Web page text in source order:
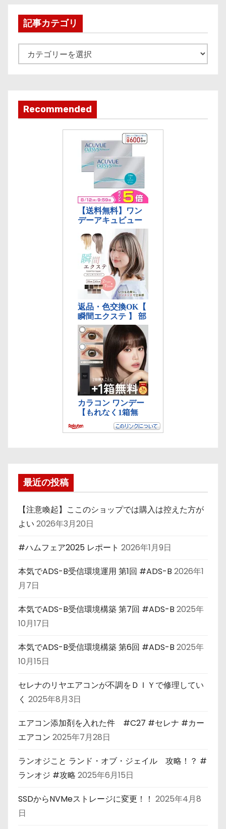
v
記事カテゴリ
事
ゴ
リ
Recommended
最近の投稿
【注意喚起】ここのショップでは購入は控えた方が
よい 2026年3月20日
#ハムフェア2025 レポート 2026年1月9日
本気でADS-B受信環境運用 第1回 #ADS-B 2026年1
月7日
本気でADS-B受信環境構築 第7回 #ADS-B 2025年
10月17日
本気でADS-B受信環境構築 第6回 #ADS-B 2025年
10月15日
セレナのリヤエアコンが不調をＤＩＹで修理してい
く 2025年8月3日
エアコン添加剤を入れた件 #C27 #セレナ #カー
エアコン 2025年7月28日
ランオジこと ランド・オブ・ジェイル 攻略！？ #
ランオジ #攻略 2025年6月15日
SSDからNVMeストレージに変更！！ 2025年4月8
日